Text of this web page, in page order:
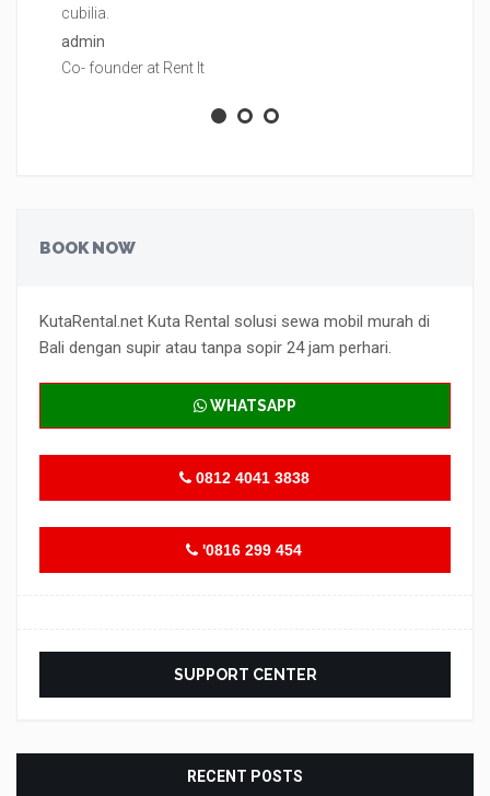
cubilia.
admin
Co- founder at Rent It
BOOK NOW
KutaRental.net Kuta Rental solusi sewa mobil murah di
Bali dengan supir atau tanpa sopir 24 jam perhari.
WHATSAPP
0812 4041 3838
'0816 299 454
SUPPORT CENTER
RECENT POSTS